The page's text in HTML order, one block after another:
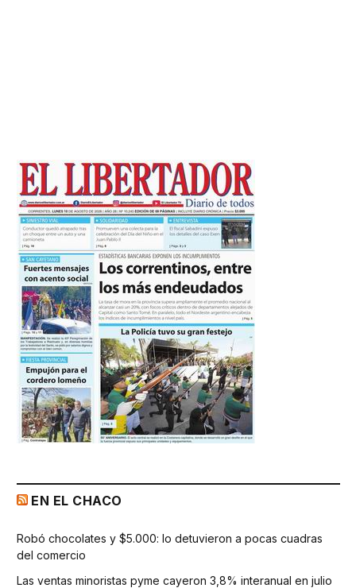
EN EL CHACO
Robó chocolates y $5.000: lo detuvieron a pocas cuadras
del comercio
Las ventas minoristas pyme cayeron 3,8% interanual en julio